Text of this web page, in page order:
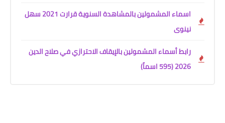
اسماء المشمولين بالمشاهدة السنوية قرارت 2021 سهل
نينوى
رابط أسماء المشمولين بالإيقاف الاحترازي في صلاح الدين
2026 (595 اسماً)